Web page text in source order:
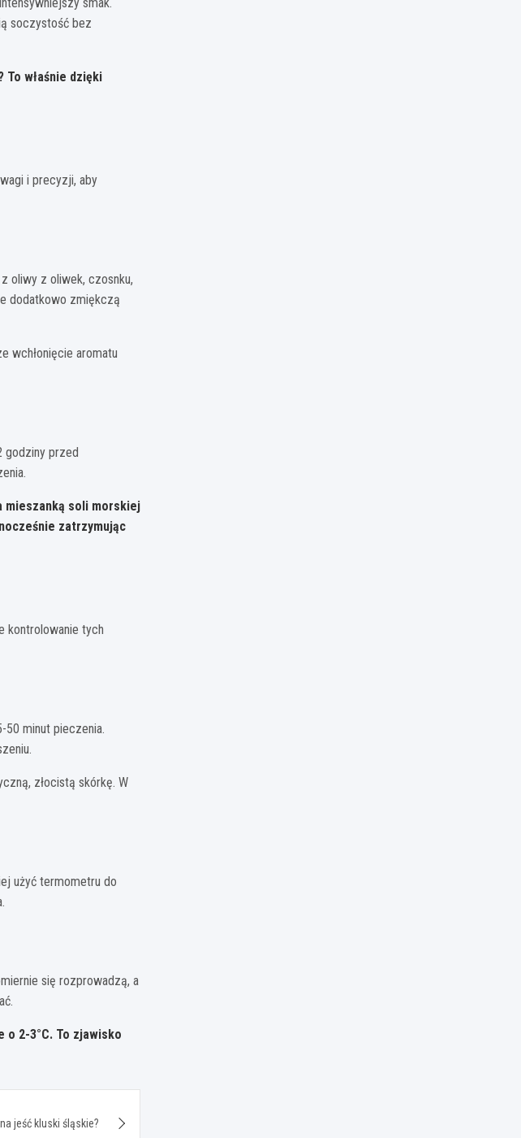
soczystość bez
właśnie dzięki
i precyzji, aby
oliwy z oliwek, czosnku,
dodatkowo zmiękczą
wchłonięcie aromatu
godziny przed
mieszanką soli morskiej
zatrzymując
kontrolowanie tych
50 minut pieczenia.
złocistą skórkę. W
użyć termometru do
się rozprowadzą, a
o 2-3°C. To zjawisko
jeść kluski śląskie?